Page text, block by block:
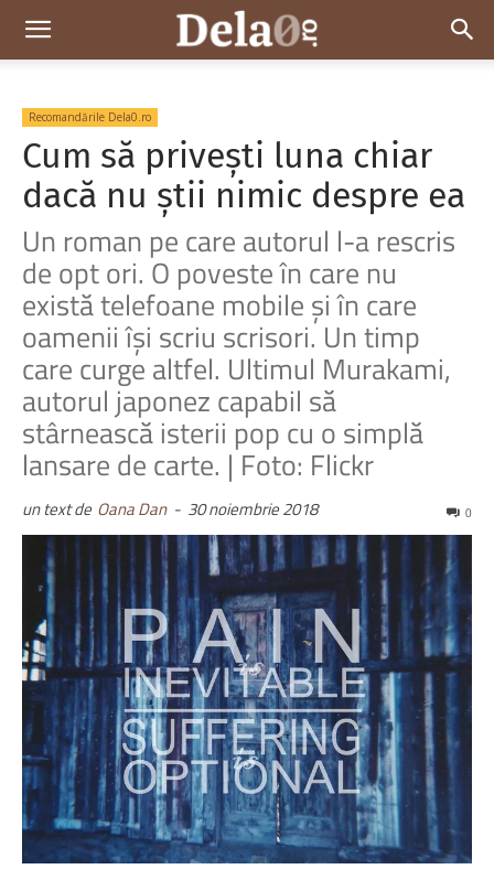
Dela0
Recomandările Dela0.ro
Cum să privești luna chiar
dacă nu știi nimic despre ea
Un roman pe care autorul l-a rescris
de opt ori. O poveste în care nu
există telefoane mobile și în care
oamenii își scriu scrisori. Un timp
care curge altfel. Ultimul Murakami,
autorul japonez capabil să
stârnească isterii pop cu o simplă
lansare de carte. | Foto: Flickr
un text de Oana Dan - 30 noiembrie 2018 0